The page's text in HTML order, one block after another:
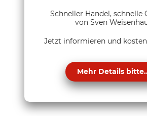
Schneller Handel, schnelle
von Sven
Jetzt informieren und
Mehr Details